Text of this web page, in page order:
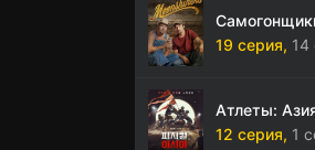
19 серия, 14
Атлеты:
12 серия, 1